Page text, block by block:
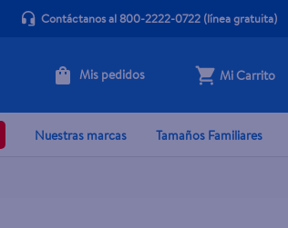
Contáctanos al 800-2222-0722(línea gratuita)
Mis pedidos Mi Carrito
Nuestras marcas Tamaños Familiares
+ Agregar